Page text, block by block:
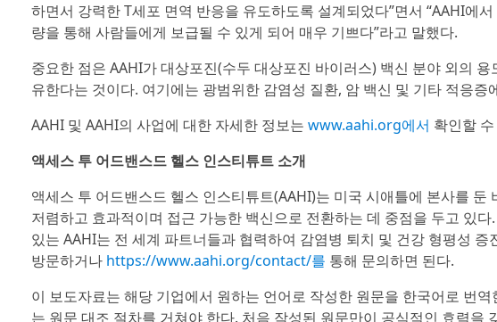
하면서 강력한 T세포 면역 반응을 유도하도록 설계되었다”면서 “AAHI에
량을 통해 사람들에게 보급될 수 있게 되어 매우 기쁘다”라고 말했다.
중요한 점은 AAHI가 대상포진(수두 대상포진 바이러스) 백신 분야 외의
유한다는 것이다. 여기에는 광범위한 감염성 질환, 암 백신 및 기타 적응
AAHI 및 AAHI의 사업에 대한 자세한 정보는 www.aahi.org에서 확인할
액세스 투 어드밴스드 헬스 인스티튜트 소개
액세스 투 어드밴스드 헬스 인스티튜트(AAHI)는 미국 시애틀에 본사를
저렴하고 효과적이며 접근 가능한 백신으로 전환하는 데 중점을 두고 있
있는 AAHI는 전 세계 파트너들과 협력하여 감염병 퇴치 및 건강 형평성 증
방문하거나 https://www.aahi.org/contact/를 통해 문의하면 된다.
이 보도자료는 해당 기업에서 원하는 언어로 작성한 원문을 한국어로 번
는 원문 대조 절차를 거쳐야 한다. 처음 작성된 원문만이 공식적인 효력